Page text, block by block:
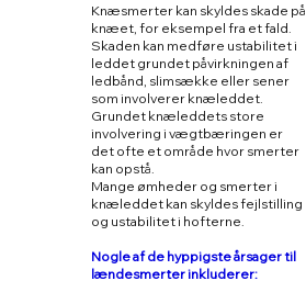
Knæsmerter kan skyldes skade på
knæet, for eksempel fra et fald.
Skaden kan medføre ustabilitet i
leddet grundet påvirkningen af
ledbånd, slimsække eller sener
som involverer knæleddet.
Grundet knæleddets store
involvering i vægtbæringen er
det ofte et område hvor smerter
kan opstå.
Mange ømheder og smerter i
knæleddet kan skyldes fejlstilling
og ustabilitet i hofterne.
Nogle af de hyppigste årsager til
lændesmerter inkluderer: